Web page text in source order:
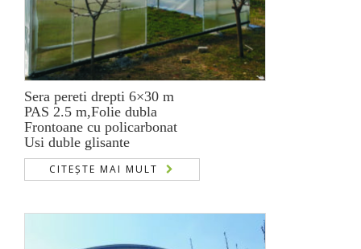
Sera pereti drepti 6×30 m
PAS 2.5 m,Folie dubla
Frontoane cu policarbonat
Usi duble glisante
CITEȘTE MAI MULT